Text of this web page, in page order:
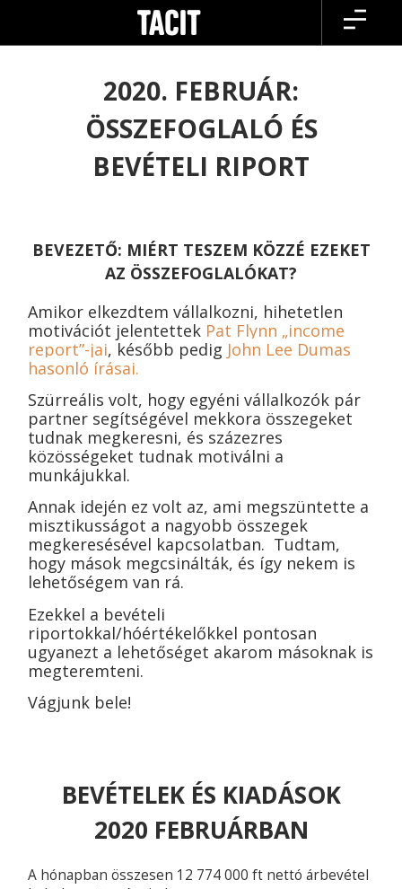
content
2020. FEBRUÁR:
ÖSSZEFOGLALÓ ÉS
BEVÉTELI RIPORT
BEVEZETŐ: MIÉRT TESZEM KÖZZÉ EZEKET
AZ ÖSSZEFOGLALÓKAT?
Amikor elkezdtem vállalkozni, hihetetlen
motivációt jelentettek Pat Flynn „income
report”-jai, később pedig John Lee Dumas
hasonló írásai.
Szürreális volt, hogy egyéni vállalkozók pár
partner segítségével mekkora összegeket
tudnak megkeresni, és százezres
közösségeket tudnak motiválni a
munkájukkal.
Annak idején ez volt az, ami megszüntette a
misztikusságot a nagyobb összegek
megkeresésével kapcsolatban. Tudtam,
hogy mások megcsinálták, és így nekem is
lehetőségem van rá.
Ezekkel a bevételi
riportokkal/hóértékelőkkel pontosan
ugyanezt a lehetőséget akarom másoknak is
megteremteni.
Vágjunk bele!
BEVÉTELEK ÉS KIADÁSOK
2020 FEBRUÁRBAN
A hónapban összesen 12 774 000 ft nettó árbevétel